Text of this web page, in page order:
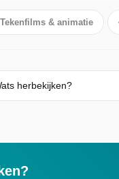
Tekenfilms & animatie
herbekijken?